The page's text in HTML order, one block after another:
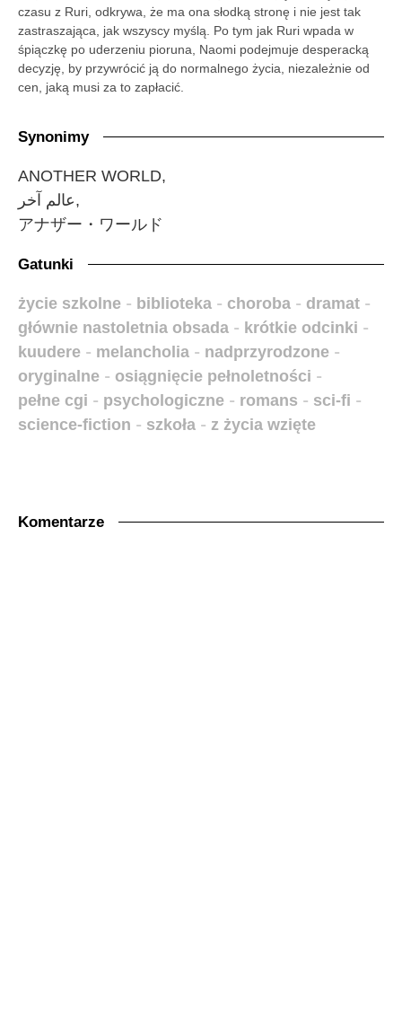
czasu z Ruri, odkrywa, że ma ona słodką stronę i nie jest tak
zastraszająca, jak wszyscy myślą. Po tym jak Ruri wpada w
śpiączkę po uderzeniu pioruna, Naomi podejmuje desperacką
decyzję, by przywrócić ją do normalnego życia, niezależnie od
cen, jaką musi za to zapłacić.
Synonimy
ANOTHER WORLD,
عالم آخر,
アナザー・ワールド
Gatunki
życie szkolne - biblioteka - choroba - dramat -
głównie nastoletnia obsada - krótkie odcinki -
kuudere - melancholia - nadprzyrodzone -
oryginalne - osiągnięcie pełnoletności -
pełne cgi - psychologiczne - romans - sci-fi -
science-fiction - szkoła - z życia wzięte
Komentarze